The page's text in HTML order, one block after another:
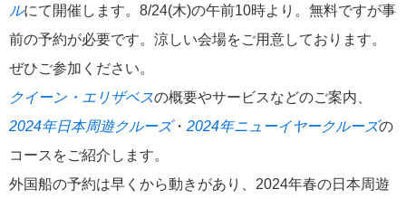
ルにて開催します。8/24(木)の午前10時より。無料ですが事
前の予約が必要です。涼しい会場をご用意しております。
ぜひご参加ください。
クイーン・エリザベスの概要やサービスなどのご案内、
2024年日本周遊クルーズ・ 2024年ニューイヤークルーズの
コースをご紹介します。
外国船の予約は早くから動きがあり、2024年春の日本周遊
MITSUI OCEAN FUJI 15
クルーズ関連番組
神戸通信
名古屋通信